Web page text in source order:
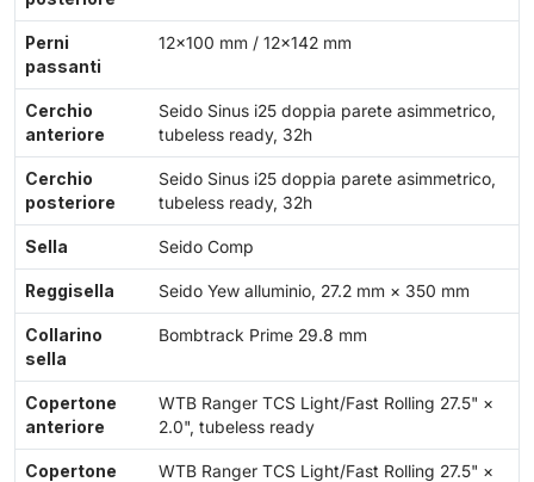
Perni
passanti
12×100 mm / 12×142 mm
Cerchio
anteriore
Seido Sinus i25 doppia parete asimmetrico,
tubeless ready, 32h
Cerchio
posteriore
Seido Sinus i25 doppia parete asimmetrico,
tubeless ready, 32h
Sella Seido Comp
Reggisella Seido Yew alluminio, 27.2 mm × 350 mm
Collarino
sella
Bombtrack Prime 29.8 mm
Copertone
anteriore
WTB Ranger TCS Light/Fast Rolling 27.5" ×
2.0", tubeless ready
Copertone
WTB Ranger TCS Light/Fast Rolling 27.5" ×